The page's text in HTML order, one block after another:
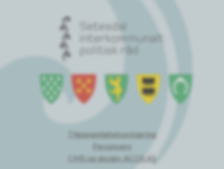
Tilgjengelighetserklæring
Personvern
CMS og design: ACOS AS